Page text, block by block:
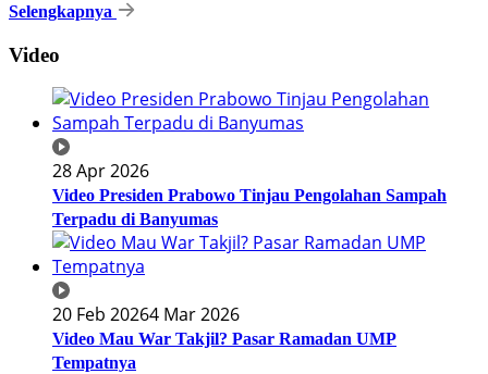
Selengkapnya
Video
28 Apr 2026
Video Presiden Prabowo Tinjau Pengolahan Sampah
Terpadu di Banyumas
20 Feb 20264 Mar 2026
Video Mau War Takjil? Pasar Ramadan UMP
Tempatnya